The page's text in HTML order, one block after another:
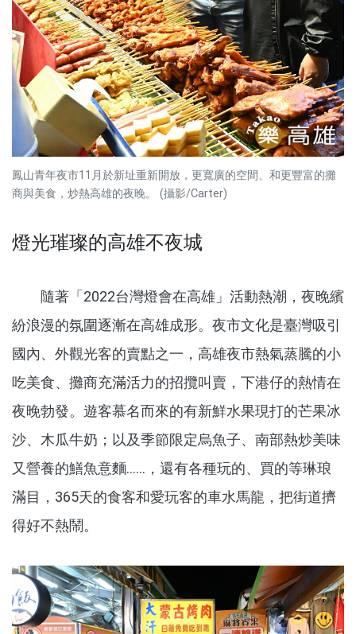
鳳山青年夜市11月於新址重新開放，更寬廣的空間、和更豐富的攤
商與美食，炒熱高雄的夜晚。 (攝影/Carter)
燈光璀璨的高雄不夜城
隨著「2022台灣燈會在高雄」活動熱潮，夜晚繽
紛浪漫的氛圍逐漸在高雄成形。夜市文化是臺灣吸引
國內、外觀光客的賣點之一，高雄夜市熱氣蒸騰的小
吃美食、攤商充滿活力的招攬叫賣，下港仔的熱情在
夜晚勃發。遊客慕名而來的有新鮮水果現打的芒果冰
沙、木瓜牛奶；以及季節限定烏魚子、南部熱炒美味
又營養的鱔魚意麵……，還有各種玩的、買的等琳琅
滿目，365天的食客和愛玩客的車水馬龍，把街道擠
得好不熱鬧。